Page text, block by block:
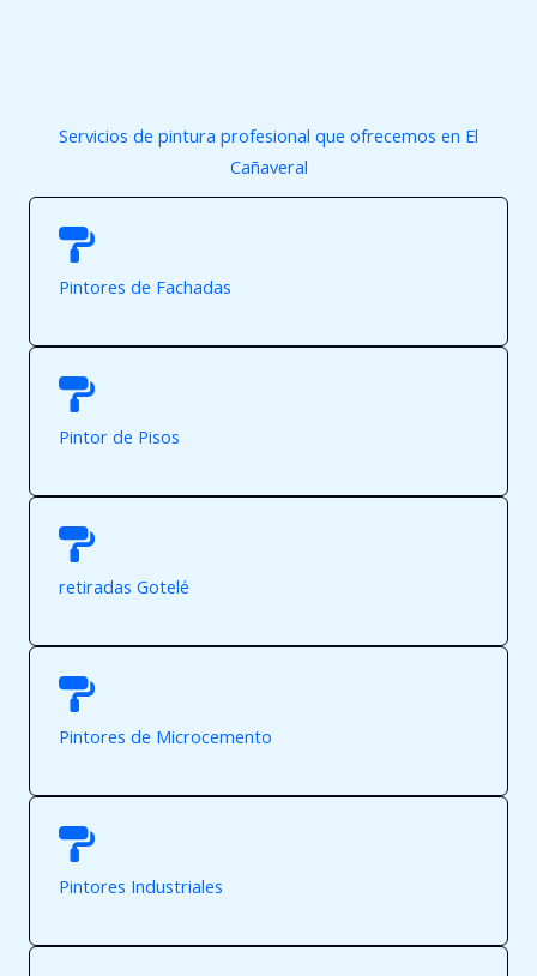
Servicios de pintura profesional que ofrecemos en El
Cañaveral
Pintores de Fachadas
Pintor de Pisos
retiradas Gotelé
Pintores de Microcemento
Pintores Industriales